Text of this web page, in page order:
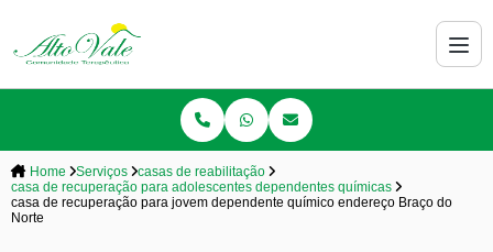
Home Serviços
casas de reabilitação
casa de recuperação para adolescentes dependentes químicas
casa de recuperação para jovem dependente químico endereço Braço do
Norte